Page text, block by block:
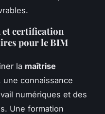
et certification
pour le BIM
la maîtrise
une connaissance
numériques et des
Une formation